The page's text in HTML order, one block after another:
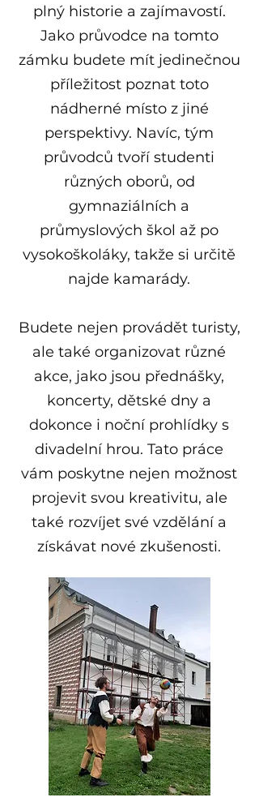
plný historie a zajímavostí.
Jako průvodce na tomto
zámku budete mít jedinečnou
příležitost poznat toto
nádherné místo z jiné
perspektivy. Navíc, tým
průvodců tvoří studenti
různých oborů, od
gymnaziálních a
průmyslových škol až po
vysokoškoláky, takže si určitě
najde kamarády.
Budete nejen provádět turisty,
ale také organizovat různé
akce, jako jsou přednášky,
koncerty, dětské dny a
dokonce i noční prohlídky s
divadelní hrou. Tato práce
vám poskytne nejen možnost
projevit svou kreativitu, ale
také rozvíjet své vzdělání a
získávat nové zkušenosti.